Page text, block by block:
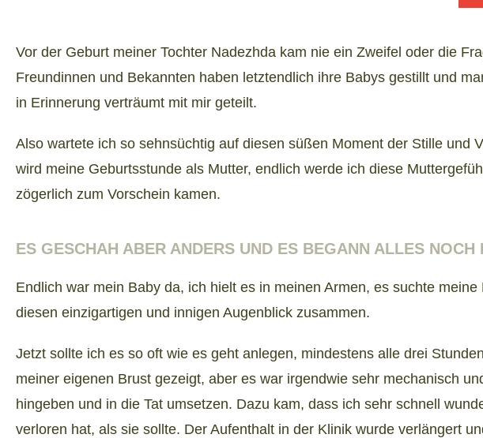
Vor der Geburt meiner Tochter Nadezhda kam nie ein Zweifel oder die
Freundinnen und Bekannten haben letztendlich ihre Babys gestillt und
in Erinnerung verträumt mit mir geteilt.
Also wartete ich so sehnsüchtig auf diesen süßen Moment der Stille und
wird meine Geburtsstunde als Mutter, endlich werde ich diese
zögerlich zum Vorschein kamen.
ES GESCHAH ABER ANDERS UND ES BEGANN ALLES NOCH
Endlich war mein Baby da, ich hielt es in meinen Armen, es suchte
diesen einzigartigen und innigen Augenblick zusammen.
Jetzt sollte ich es so oft wie es geht anlegen, mindestens alle drei
meiner eigenen Brust gezeigt, aber es war irgendwie sehr mechanisch
hingeben und in die Tat umsetzen. Dazu kam, dass ich sehr schnell
verloren hat, als sie sollte. Der Aufenthalt in der Klinik wurde verlängert